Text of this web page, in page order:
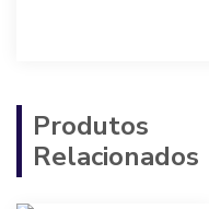
Produtos
Relacionados